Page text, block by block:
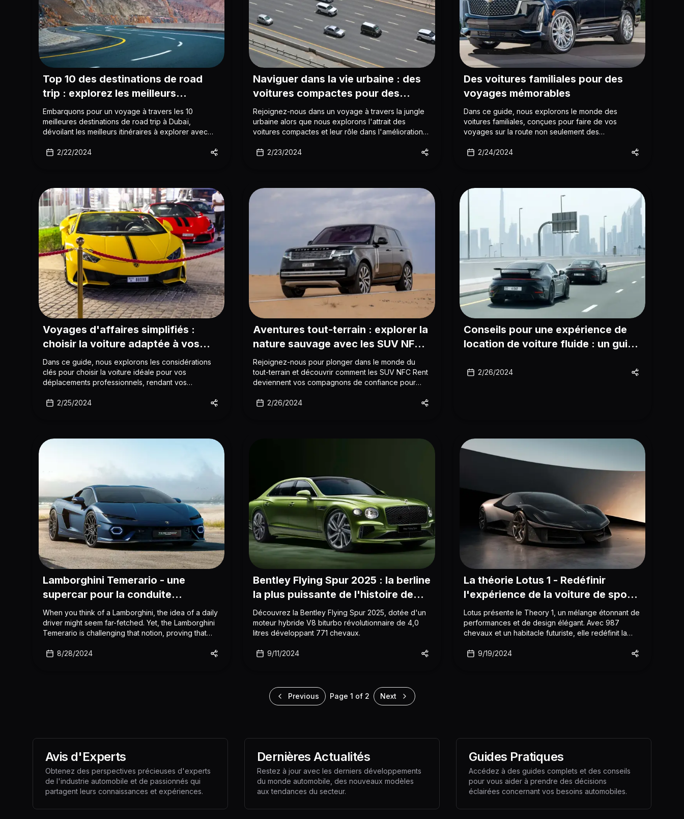
Top 10 des destinations de road
trip : explorez les meilleurs
itinéraires de Dubaï avec NFC Rent
Embarquons pour un voyage à travers les 10
meilleures destinations de road trip à Dubaï,
dévoilant les meilleurs itinéraires à explorer avec
2/22/2024
Naviguer dans la vie urbaine : des
voitures compactes pour des
aventures urbaines
Rejoignez-nous dans un voyage à travers la jungle
urbaine alors que nous explorons l'attrait des
voitures compactes et leur rôle dans l'amélioration
2/23/2024
Des voitures familiales pour des
voyages mémorables
Dans ce guide, nous explorons le monde des
voitures familiales, conçues pour faire de vos
voyages sur la route non seulement des
précieux avec vos proches.
2/24/2024
Voyages d'affaires simplifiés :
choisir la voiture adaptée à vos
déplacements professionnels
Dans ce guide, nous explorons les considérations
clés pour choisir la voiture idéale pour vos
déplacements professionnels, rendant vos
élégants.
2/25/2024
Aventures tout-terrain : explorer la
nature sauvage avec les SUV NFC
Rent
Rejoignez-nous pour plonger dans le monde du
tout-terrain et découvrir comment les SUV NFC Rent
deviennent vos compagnons de confiance pour
2/26/2024
Conseils pour une expérience de
location de voiture fluide : un guide
locataires
2/26/2024
Lamborghini Temerario - une
supercar pour la conduite
quotidienne
When you think of a Lamborghini, the idea of a daily
driver might seem far-fetched. Yet, the Lamborghini
Temerario is challenging that notion, proving that
everyday life.
8/28/2024
Bentley Flying Spur 2025 : la berline
la plus puissante de l'histoire de
Bentley
Découvrez la Bentley Flying Spur 2025, dotée d'un
moteur hybride V8 biturbo révolutionnaire de 4,0
litres développant 771 chevaux.
9/11/2024
La théorie Lotus 1 - Redéfinir
l'expérience de la voiture de sport
électriq
Lotus présente le Theory 1, un mélange étonnant de
performances et de design élégant. Avec 987
chevaux et un habitacle futuriste, elle redéfinit la
9/19/2024
Previous Page 1 of 2 Next
Avis d'Experts
Obtenez des perspectives précieuses d'experts
de l'industrie automobile et de passionnés qui
partagent leurs connaissances et expériences.
Dernières Actualités
Restez à jour avec les derniers développements
du monde automobile, des nouveaux modèles
aux tendances du secteur.
Guides Pratiques
Accédez à des guides complets et des conseils
pour vous aider à prendre des décisions
éclairées concernant vos besoins automobiles.